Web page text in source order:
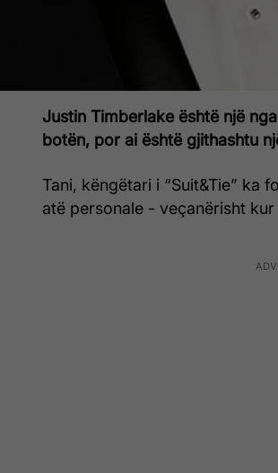
Justin Timberlake është një
botën, por ai është gjithashtu
Tani, këngëtari i “Suit&Tie” ka
atë personale - veçanërisht